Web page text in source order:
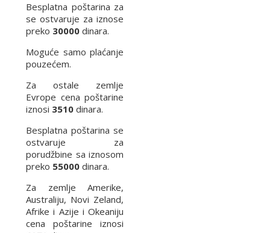
Besplatna poštarina za
se ostvaruje za iznose
preko 30000 dinara.
Moguće samo plaćanje
pouzećem.
Za ostale zemlje
Evrope cena poštarine
iznosi 3510 dinara.
Besplatna poštarina se
ostvaruje za
porudžbine sa iznosom
preko 55000 dinara.
Za zemlje Amerike,
Australiju, Novi Zeland,
Afrike i Azije i Okeaniju
cena poštarine iznosi